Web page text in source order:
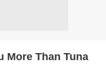
More Than Tuna